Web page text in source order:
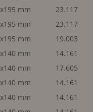
mm
23.117
mm
23.117
mm
19.003
mm
14.161
mm
17.605
mm
14.161
mm
14.161